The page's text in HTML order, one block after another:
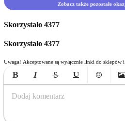
Zobacz także pozostałe
Skorzystało 4377
Skorzystało 4377
Uwaga! Akceptowane są wyłącznie linki do sklepów
Bold Italic Strikethrough
UnderlineEmoticons
Dodaj komentarz